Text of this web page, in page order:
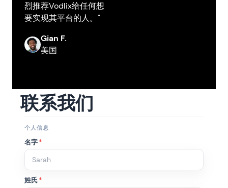
烈推荐Vodlix给任何想
要实现其平台的人。"
Gian F.
美国
联系我们
个人信息
名字*
姓氏*